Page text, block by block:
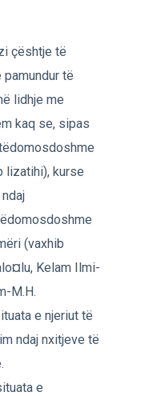
çështje të
të
lidhje me
kaq se, sipas
lizatihi), kurse
(vaxhib
Kelam Ilmi-
M.H.
e njeriut të
ndaj nxitjeve të
e